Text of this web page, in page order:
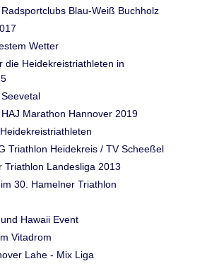
Blau-Weiß Buchholz
Wetter
die Heidekreistriathleten in
Marathon Hannover 2019
Triathlon Heidekreis / TV Scheeßel
Triathlon Landesliga 2013
30. Hamelner Triathlon
Hawaii Event
Vitadrom
Lahe - Mix Liga